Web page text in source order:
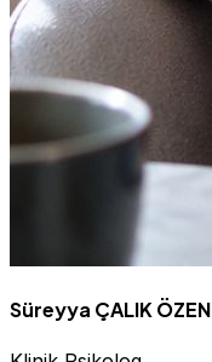
Süreyya ÇALIK ÖZEN